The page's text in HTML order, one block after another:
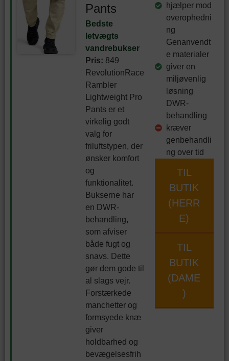
Pants
Bedste
letvægts
vandrebukser
Pris: 849
RevolutionRace
Rambler
Lightweight Pro
Pants er et
virkelig godt
valg for
friluftstypen, der
ønsker komfort
og
funktionalitet.
Bukserne har
en DWR-
behandling,
som afviser
både fugt og
snavs. Dette
gør dem gode til
al slags vejr.
Forstærkede
manchetter og
formsyede knæ
giver
holdbarhed og
bevægelsesfrih
hjælper mod
overophedni
ng
Genanvendt
e materialer
giver en
miljøvenlig
løsning
DWR-
behandling
kræver
genbehandli
ng over tid
TIL
BUTIK
(HERR
E)
TIL
BUTIK
(DAME
)